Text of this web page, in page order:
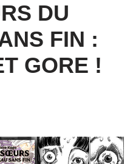
DU
FIN :
GORE !